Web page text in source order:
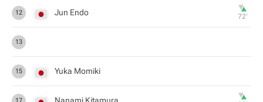
12 Jun Endo 72‎’‎
13
15 Yuka Momiki
17